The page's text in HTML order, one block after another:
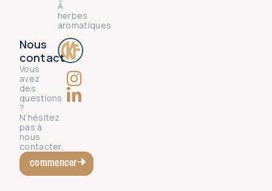
Ã
herbes
aromatiques
Nous
contact
Vous
avez
des
questions
?
N’hésitez
pas à
nous
contacter.
commencer